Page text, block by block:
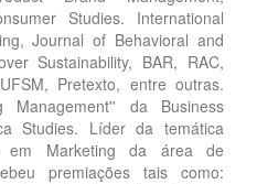
Studies. International
Journal of Behavioral and
Sustainability, BAR, RAC,
Pretexto, entre outras.
da Business
Studies. Líder da temática
em Marketing da área de
premiações tais como: